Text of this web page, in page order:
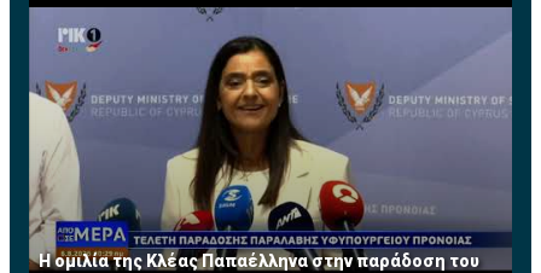
Η ομιλία της Κλέας Παπαέλληνα στην παράδοση του